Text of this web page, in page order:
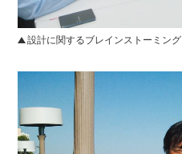
設計に関するブレインストーミング